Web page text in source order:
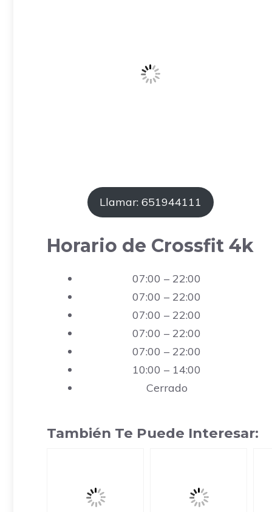
Llamar: 651944111
Horario de Crossfit 4k
07:00 – 22:00
07:00 – 22:00
07:00 – 22:00
07:00 – 22:00
07:00 – 22:00
10:00 – 14:00
Cerrado
También Te Puede Interesar: